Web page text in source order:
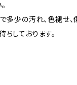
多少の汚れ、色褪せ、
しております。